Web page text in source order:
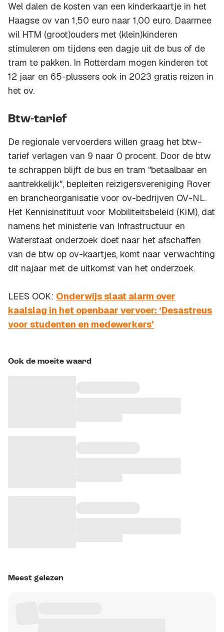
Wel dalen de kosten van een kinderkaartje in het
Haagse ov van 1,50 euro naar 1,00 euro. Daarmee
wil HTM (groot)ouders met (klein)kinderen
stimuleren om tijdens een dagje uit de bus of de
tram te pakken. In Rotterdam mogen kinderen tot
12 jaar en 65-plussers ook in 2023 gratis reizen in
het ov.
Btw-tarief
De regionale vervoerders willen graag het btw-
tarief verlagen van 9 naar 0 procent. Door de btw
te schrappen blijft de bus en tram "betaalbaar en
aantrekkelijk", bepleiten reizigersvereniging Rover
en brancheorganisatie voor ov-bedrijven OV-NL.
Het Kennisinstituut voor Mobiliteitsbeleid (KiM), dat
namens het ministerie van Infrastructuur en
Waterstaat onderzoek doet naar het afschaffen
van de btw op ov-kaartjes, komt naar verwachting
dit najaar met de uitkomst van het onderzoek.
LEES OOK: Onderwijs slaat alarm over
kaalslag in het openbaar vervoer: ‘Desastreus
voor studenten en medewerkers’
Ook de moeite waard
Meest gelezen